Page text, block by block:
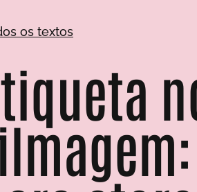
os textos